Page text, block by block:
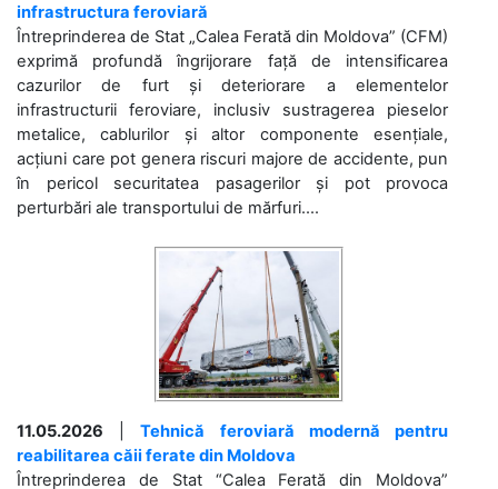
infrastructura feroviară
Întreprinderea de Stat „Calea Ferată din Moldova” (CFM)
exprimă profundă îngrijorare față de intensificarea
cazurilor de furt și deteriorare a elementelor
infrastructurii feroviare, inclusiv sustragerea pieselor
metalice, cablurilor și altor componente esențiale,
acțiuni care pot genera riscuri majore de accidente, pun
în pericol securitatea pasagerilor și pot provoca
perturbări ale transportului de mărfuri....
11.05.2026 |Tehnică feroviară modernă pentru
reabilitarea căii ferate din Moldova
Întreprinderea de Stat “Calea Ferată din Moldova”